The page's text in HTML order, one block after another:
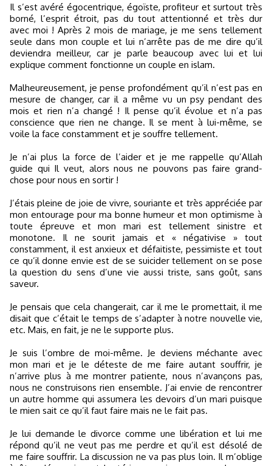
Il s’est avéré égocentrique, égoïste, profiteur et surtout très
borné, l’esprit étroit, pas du tout attentionné et très dur
avec moi ! Après 2 mois de mariage, je me sens tellement
seule dans mon couple et lui n’arrête pas de me dire qu’il
deviendra meilleur, car je parle beaucoup avec lui et lui
explique comment fonctionne un couple en islam.
Malheureusement, je pense profondément qu’il n’est pas en
mesure de changer, car il a même vu un psy pendant des
mois et rien n’a changé ! Il pense qu’il évolue et n’a pas
conscience que rien ne change. Il se ment à lui-même, se
voile la face constamment et je souffre tellement.
Je n’ai plus la force de l’aider et je me rappelle qu’Allah
guide qui Il veut, alors nous ne pouvons pas faire grand-
chose pour nous en sortir !
J’étais pleine de joie de vivre, souriante et très appréciée par
mon entourage pour ma bonne humeur et mon optimisme à
toute épreuve et mon mari est tellement sinistre et
monotone. Il ne sourit jamais et « négativise » tout
constamment, il est anxieux et défaitiste, pessimiste et tout
ce qu’il donne envie est de se suicider tellement on se pose
la question du sens d’une vie aussi triste, sans goût, sans
saveur.
Je pensais que cela changerait, car il me le promettait, il me
disait que c’était le temps de s’adapter à notre nouvelle vie,
etc. Mais, en fait, je ne le supporte plus.
Je suis l’ombre de moi-même. Je deviens méchante avec
mon mari et je le déteste de me faire autant souffrir, je
n’arrive plus à me montrer patiente, nous n’avançons pas,
nous ne construisons rien ensemble. J’ai envie de rencontrer
un autre homme qui assumera les devoirs d’un mari puisque
le mien sait ce qu’il faut faire mais ne le fait pas.
Je lui demande le divorce comme une libération et lui me
répond qu’il ne veut pas me perdre et qu’il est désolé de
me faire souffrir. La discussion ne va pas plus loin. Il m’oblige